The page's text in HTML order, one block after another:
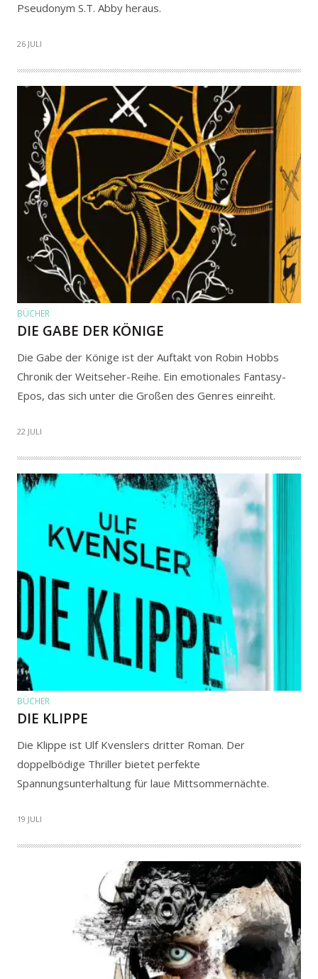
Pseudonym S.T. Abby heraus.
26 JULI
BÜCHER
DIE GABE DER KÖNIGE
Die Gabe der Könige ist der Auftakt von Robin Hobbs
Chronik der Weitseher-Reihe. Ein emotionales Fantasy-
Epos, das sich unter die Großen des Genres einreiht.
22 JULI
BÜCHER
DIE KLIPPE
Die Klippe ist Ulf Kvenslers dritter Roman. Der
doppelbödige Thriller bietet perfekte
Spannungsunterhaltung für laue Mittsommernächte.
19 JULI